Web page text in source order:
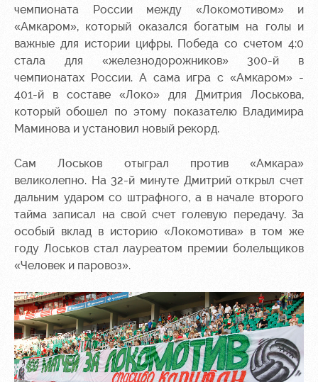
полей
Аренда
площадей
Ледовый
дворец
Занятия
Как
поступить
Руководство
Контакты
Заставки
Парковка
Карта
болельщика
Программа
Информация
для
болельщиков
МГН
чемпионата России между «Локомотивом» и
«Амкаром», который оказался богатым на голы и
важные для истории цифры. Победа со счетом 4:0
стала для «железнодорожников» 300-й в
чемпионатах России. А сама игра с «Амкаром» -
401-й в составе «Локо» для Дмитрия Лоськова,
который обошел по этому показателю Владимира
Маминова и установил новый рекорд.
Сам Лоськов отыграл против «Амкара»
великолепно. На 32-й минуте Дмитрий открыл счет
дальним ударом со штрафного, а в начале второго
тайма записал на свой счет голевую передачу. За
особый вклад в историю «Локомотива» в том же
году Лоськов стал лауреатом премии болельщиков
«Человек и паровоз».